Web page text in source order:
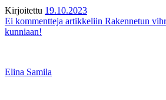
Kirjoitettu 19.10.2023
Ei kommentteja artikkeliin Rakennetun
kunniaan!
Elina Samila